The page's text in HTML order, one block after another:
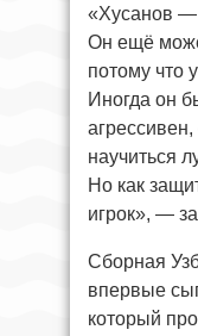
«Хусанов —
Он ещё
потому что
Иногда он
научиться
Но как
игрок», —
Сборная
впервые
который